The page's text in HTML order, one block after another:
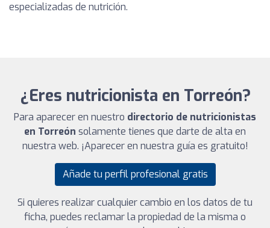
especializadas de nutrición.
¿Eres nutricionista en Torreón?
Para aparecer en nuestro directorio de nutricionistas
en Torreón solamente tienes que darte de alta en
nuestra web. ¡Aparecer en nuestra guía es gratuito!
Añade tu perfil profesional gratis
Si quieres realizar cualquier cambio en los datos de tu
ficha, puedes reclamar la propiedad de la misma o